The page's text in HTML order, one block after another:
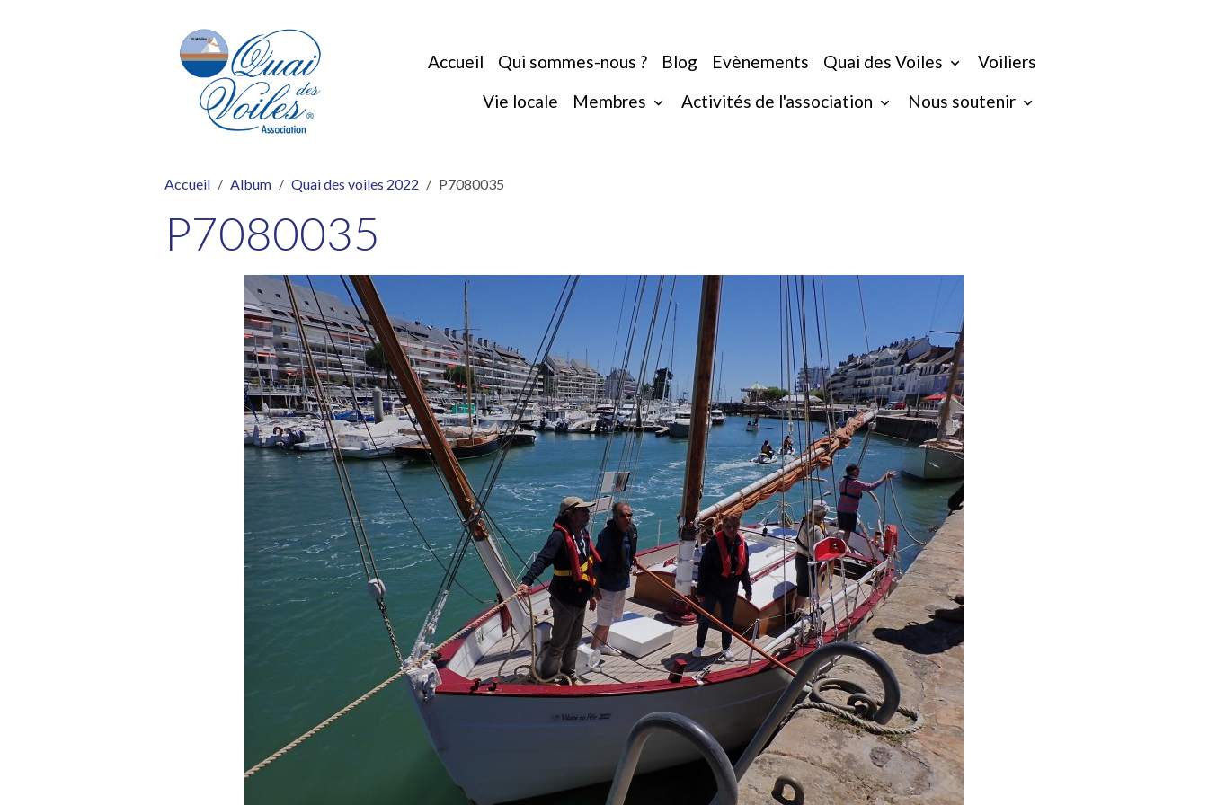
Accueil Qui sommes-nous ? Blog Evènements Quai des Voiles
Voiliers
Vie locale
Membres Activités de l'association Nous soutenir
Accueil Album Quai des voiles 2022 P7080035
P7080035